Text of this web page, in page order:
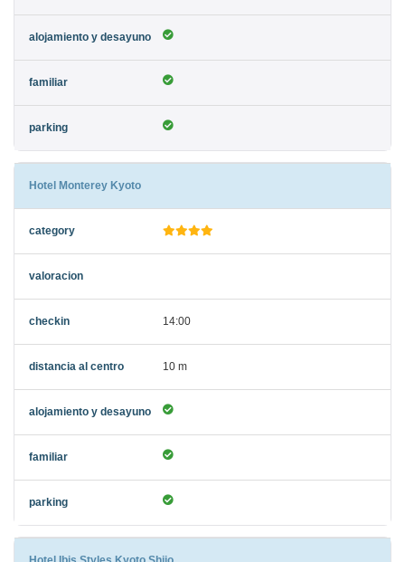
Hotel Monterey Kyoto
14:00
10 m